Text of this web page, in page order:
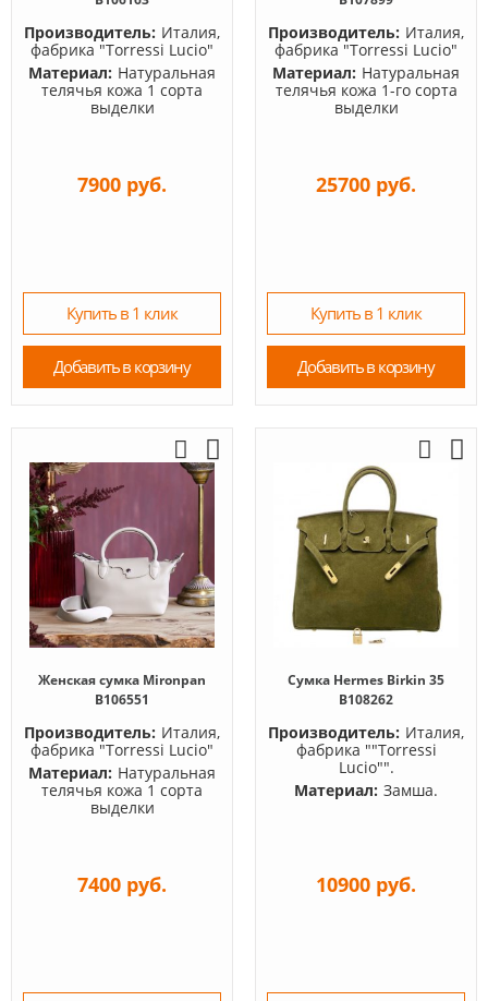
Производитель: Италия,
фабрика "Torressi Lucio"
Материал: Натуральная
телячья кожа 1 сорта
выделки
7900 руб.
Купить в 1 клик
Добавить в корзину
Производитель: Италия,
фабрика "Torressi Lucio"
Материал: Натуральная
телячья кожа 1-го сорта
выделки
25700 руб.
Купить в 1 клик
Добавить в корзину
Женская сумка Mironpan
B106551
Производитель: Италия,
фабрика "Torressi Lucio"
Материал: Натуральная
телячья кожа 1 сорта
выделки
7400 руб.
Сумка Hermes Birkin 35
B108262
Производитель: Италия,
фабрика ""Torressi
Lucio"".
Материал: Замша.
10900 руб.